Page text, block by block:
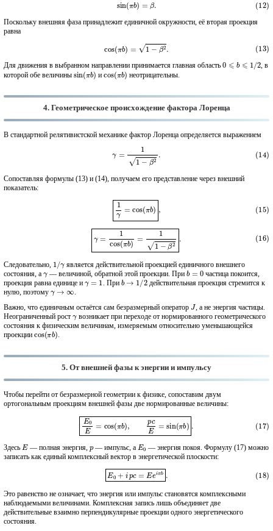
(12)sin(π b) =β
Поскольку внешняя фаза принадлежит единичной окружности, её вторая проекция
равна
(13)
=1−β2.
Для движения в выбранном направлении принимается главная область 0 ⩽b ⩽ 1/ 2
, в
которой обе величины
sin (π b ) и (π b ) неотрицательны.
4. Геометрическое происхождение фактора Лоренца
В стандартной релятивистской механике фактор Лоренца определяется выражением
1
Сопоставляя формулы (13) и (14), получаем его представление через внешний
показатель:
(15)1γ=cos(πb),
(16)γ=1cos(πb)=11−β2.
Следовательно, 1 γ
является действительной проекцией единичного внешнего
состояния, а
— величиной, обратной этой проекции. При b
частица покоится,
проекция равна единице и
=1 . При b → /2
действительная проекция стремится к
нулю, поэтому
→ ∞
.
Важно, что единичным остаётся сам безразмерный оператор J , а не энергия частицы.
Неограниченный рост
возникает при переходе от нормированного геометрического
состояния к физическим величинам, измеряемым относительно уменьшающейся
проекции
cos(π b ) .
5. От внешней фазы к энергии и импульсу
Чтобы перейти от безразмерной геометрии к физике, сопоставим двум
ортогональным проекциям внешней фазы две нормированные величины:
(17)E0E=cos(πb),pcE=sin(πb).
Здесь E— полная энергия, — импульс, а E0 — энергия покоя. Формулу (17) можно
записать как единый комплексный вектор в энергетической плоскости:
(18)E0+ipc=Eeiπb.
Это равенство не означает, что энергия или импульс становятся комплексными
наблюдаемыми величинами. Комплексная запись лишь объединяет две
действительные взаимно перпендикулярные проекции одного энергетического
состояния.